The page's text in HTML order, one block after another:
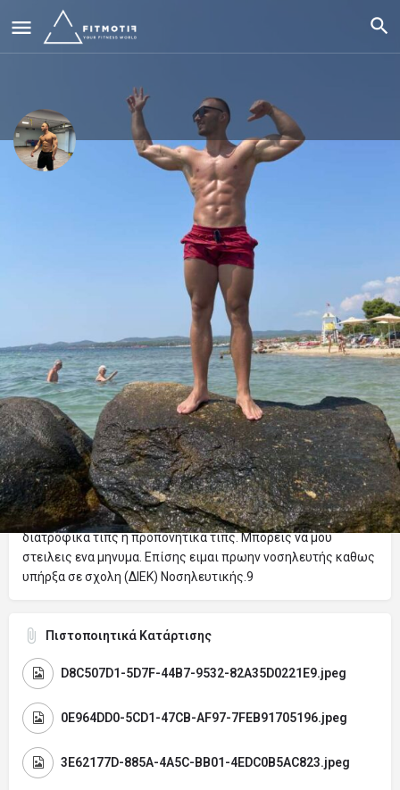
Βικτωρ Χομενκο.
Ενα παιδι που κυνηγάει το όνειρο του.
Κλήση τώρα
0 Εκδηλώσεις 0
Κλήση Αποστολή email Αφήστε μια
Περιγραφή
Καλησπερα. Ονομάζομαι Βικτωρ Χομενκο, ειμαι 22 ετών και
εργάζομαι σε δικο μου χωρο και σε γυμναστηριο. Ειμαι
γυμναστης καθως εχω τελειώσει σεμινάρια της StudiOne.
Ειδικεύομαι επάνω στο crossfit και το bodybuilding. Αν θελεις
διατροφικά τιπς η προπονητικά τιπς. Μπορεις να μου
στειλεις ενα μηνυμα. Επίσης ειμαι πρωην νοσηλευτής καθως
υπήρξα σε σχολη (ΔΙΕΚ) Νοσηλευτικής.9
Πιστοποιητικά Κατάρτισης
D8C507D1-5D7F-44B7-9532-82A35D0221E9.jpeg
0E964DD0-5CD1-47CB-AF97-7FEB91705196.jpeg
3E62177D-885A-4A5C-BB01-4EDC0B5AC823.jpeg